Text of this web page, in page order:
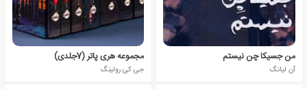
من جسیکا چن نیستم
آن لیانگ
مجموعه هری پاتر (7جلدی)
جی کی رولینگ